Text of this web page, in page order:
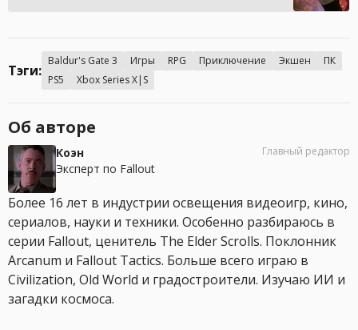
Тэги:
Baldur's Gate 3 Игры RPG Приключение Экшен
ПК
PS5
Xbox Series X|S
Об авторе
Коэн
Эксперт по Fallout
Главный редактор
Более 16 лет в индустрии освещения видеоигр, кино,
сериалов, науки и техники. Особенно разбираюсь в
серии Fallout, ценитель The Elder Scrolls. Поклонник
Arcanum и Fallout Tactics. Больше всего играю в
Civilization, Old World и градостроители. Изучаю ИИ и
загадки космоса.